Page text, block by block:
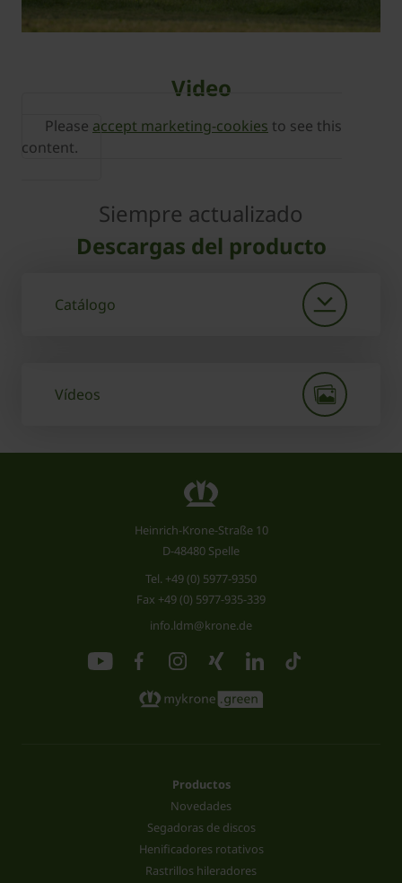
Video
Please accept marketing-cookies to see this
content.
Siempre actualizado
Descargas del producto
Catálogo
Vídeos
Heinrich-Krone-Straße 10
D-48480 Spelle
Tel. +49 (0) 5977-9350
Fax +49 (0) 5977-935-339
info.ldm@krone.de
Productos
Novedades
Segadoras de discos
Henificadores rotativos
Rastrillos hileradores